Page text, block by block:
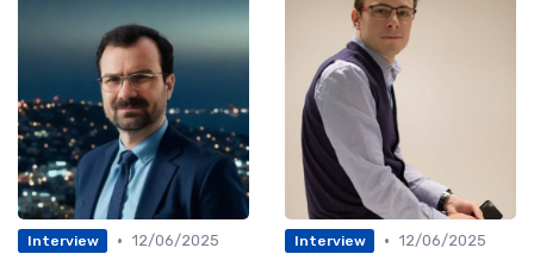
Interview • 12/06/2025
Interview • 12/06/2025